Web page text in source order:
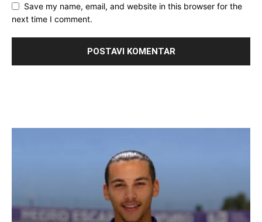
Save my name, email, and website in this browser for the
next time I comment.